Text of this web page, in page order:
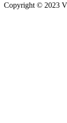
Copyright © 2023